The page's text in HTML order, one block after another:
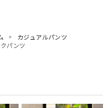
カジュアルパンツ
パンツ